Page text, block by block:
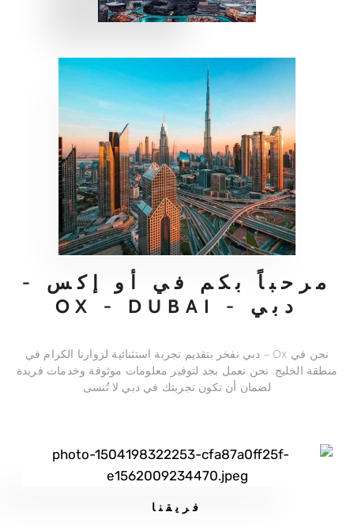
مرحباً بكم في أو إكس -
دبي - OX - DUBAI
نحن في Ox – دبي نفخر بتقديم تجربة استثنائية لزوارنا الكرام في
منطقة الخليج. نحن نعمل بجد لتوفير معلومات موثوقة وخدمات فريدة
لضمان أن تكون تجربتك في دبي لا تُنسى
فريقنا